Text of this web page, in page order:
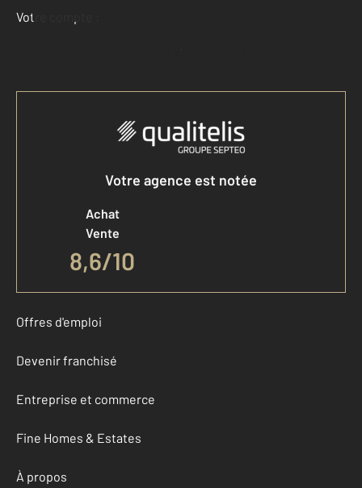
Votre compte :
Accéder à mon compte
Votre agence est notée
Achat
Vente
8,6/10
Offres d'emploi
Devenir franchisé
Entreprise et commerce
Fine Homes & Estates
À propos